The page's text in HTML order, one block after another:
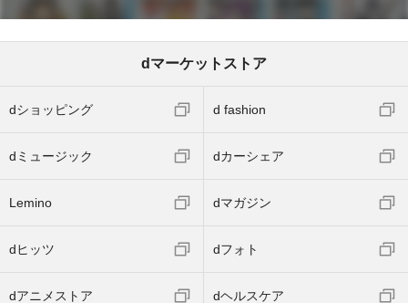
dマーケットストア
dショッピング d fashion
dミュージック dカーシェア
Lemino dマガジン
dヒッツ dフォト
dアニメストア dヘルスケア